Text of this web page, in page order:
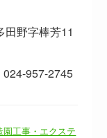
野字棒芳11
957-2745
園工事・エクステ